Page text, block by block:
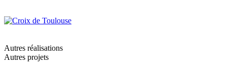
Autres réalisations
Autres projets